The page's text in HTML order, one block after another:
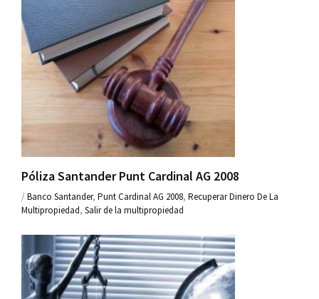
Póliza Santander Punt Cardinal AG 2008
/Banco Santander, Punt Cardinal AG 2008, Recuperar Dinero De La
Multipropiedad, Salir de la multipropiedad